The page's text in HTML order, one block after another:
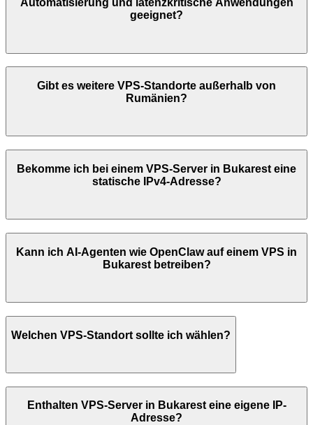
Automatisierung und latenzkritische Anwendungen
geeignet?
Gibt es weitere VPS-Standorte außerhalb von
Rumänien?
Bekomme ich bei einem VPS-Server in Bukarest eine
statische IPv4-Adresse?
Kann ich AI-Agenten wie OpenClaw auf einem VPS in
Bukarestbetreiben?
Welchen VPS-Standort sollte ich wählen?
Enthalten VPS-Server in Bukaresteine eigene IP-
Adresse?